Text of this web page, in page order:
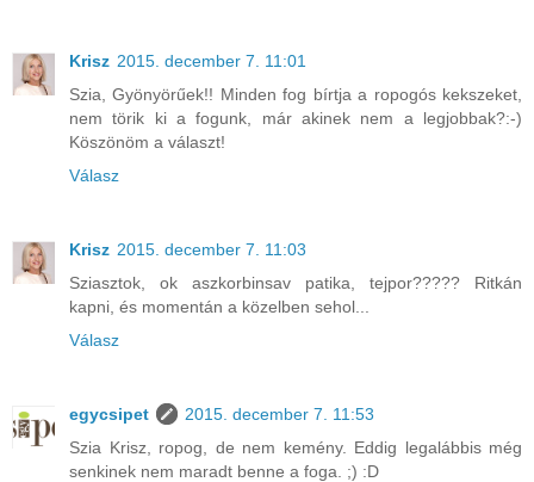
Krisz 2015. december 7. 11:01
Szia, Gyönyörűek!! Minden fog bírtja a ropogós kekszeket,
nem törik ki a fogunk, már akinek nem a legjobbak?:-)
Köszönöm a választ!
Válasz
Krisz 2015. december 7. 11:03
Sziasztok, ok aszkorbinsav patika, tejpor????? Ritkán
kapni, és momentán a közelben sehol...
Válasz
egycsipet
2015. december 7. 11:53
Szia Krisz, ropog, de nem kemény. Eddig legalábbis még
senkinek nem maradt benne a foga. ;) :D